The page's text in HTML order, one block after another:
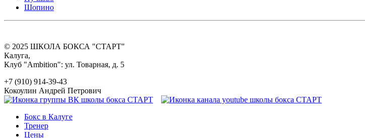
Шопино
© 2025 ШКОЛА БОКСА "СТАРТ"
Калуга,
Клуб "Ambition": ул. Товарная, д. 5
+7 (910) 914-39-43
Кокоулин Андрей Петрович
Бокс в Калуге
Тренер
Цены